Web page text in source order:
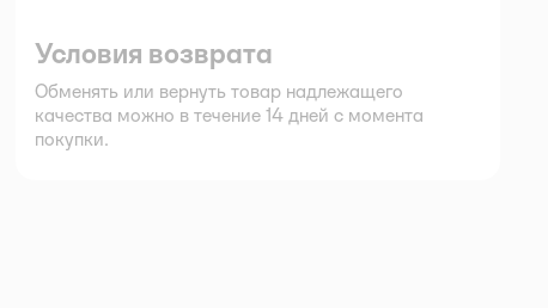
Условия возврата
Обменять или вернуть товар надлежащего
качества можно в течение 14 дней с момента
покупки.